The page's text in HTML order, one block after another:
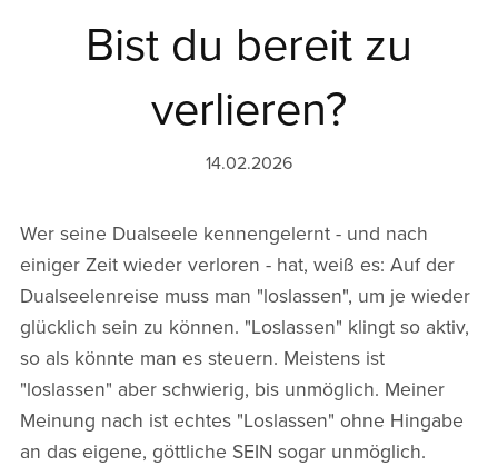
Bist du bereit zu
verlieren?
14.02.2026
Wer seine Dualseele kennengelernt - und nach
einiger Zeit wieder verloren - hat, weiß es: Auf der
Dualseelenreise muss man "loslassen", um je wieder
glücklich sein zu können. "Loslassen" klingt so aktiv,
so als könnte man es steuern. Meistens ist
"loslassen" aber schwierig, bis unmöglich. Meiner
Meinung nach ist echtes "Loslassen" ohne Hingabe
an das eigene, göttliche SEIN sogar unmöglich.